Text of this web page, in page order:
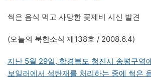
썩은 음식 먹고 사망한 꽃제비 시신 발견
(오늘의 북한소식 제138호 / 2008.6.4)
지난 5월 29일, 함경북도 청진시 송평구역
보일러에서 석탄재를 처리하는 중에 썩은